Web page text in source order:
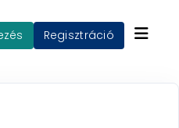
Regisztráció